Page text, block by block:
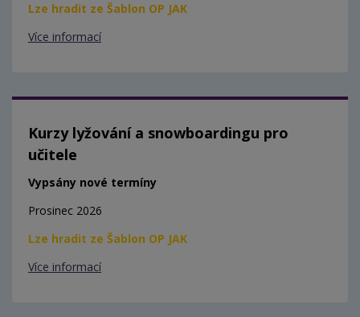
Lze hradit ze Šablon OP JAK
Více informací
Kurzy lyžování a snowboardingu pro
učitele
Vypsány nové termíny
Prosinec 2026
Lze hradit ze Šablon OP JAK
Více informací